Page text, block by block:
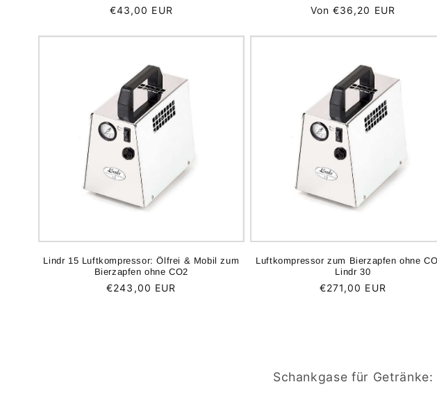
Normaler
€43,00 EUR
Normaler
Von €36,20 EUR
Lindr 15 Luftkompressor: Ölfrei & Mobil zum
Bierzapfen ohne CO2
Normaler
€243,00 EUR
Luftkompressor zum Bierzapfen ohne
Lindr 30
Normaler
€271,00 EUR
Schankgase für